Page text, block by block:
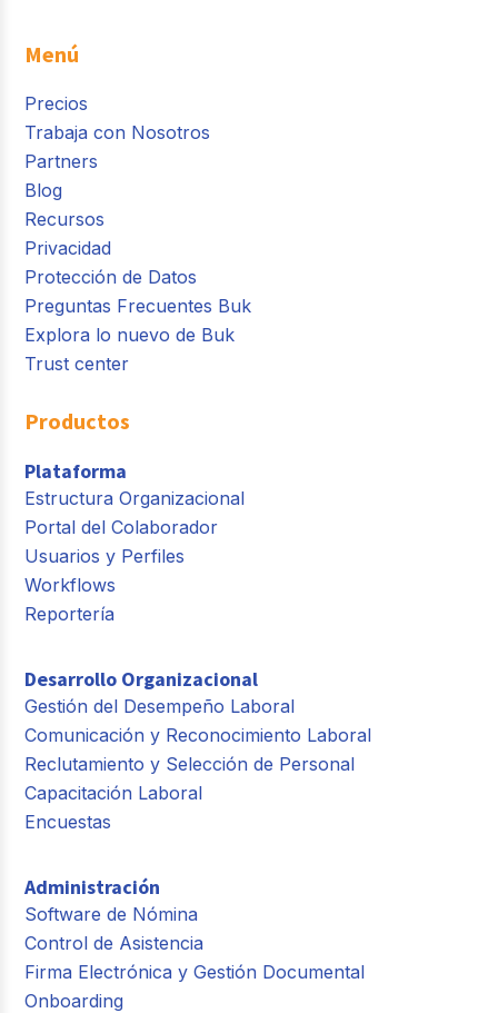
Menú
Precios
Trabaja con Nosotros
Partners
Blog
Recursos
Privacidad
Protección de Datos
Preguntas Frecuentes Buk
Explora lo nuevo de Buk
Trust center
Productos
Plataforma
Estructura Organizacional
Portal del Colaborador
Usuarios y Perfiles
Workflows
Reportería
Desarrollo Organizacional
Gestión del Desempeño Laboral
Comunicación y Reconocimiento Laboral
Reclutamiento y Selección de Personal
Capacitación Laboral
Encuestas
Administración
Software de Nómina
Control de Asistencia
Firma Electrónica y Gestión Documental
Onboarding